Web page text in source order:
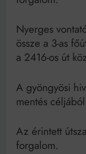
Mindenki a világot
Bitumenes lapostetők:
működik, ha jól van
Nyerges
össze a 3-as
a 2416-os út
A gyöngyösi
mentés
Az érintett
forgalom.